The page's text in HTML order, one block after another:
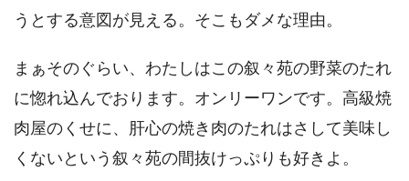
うとする意図が見える。そこもダメな理由。
まぁそのぐらい、わたしはこの叙々苑の野菜のたれ
に惚れ込んでおります。オンリーワンです。高級焼
肉屋のくせに、肝心の焼き肉のたれはさして美味し
くないという叙々苑の間抜けっぷりも好きよ。